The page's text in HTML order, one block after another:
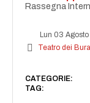
Rassegna
Lun 03
Teatro dei
CATEGORIE:
TAG: